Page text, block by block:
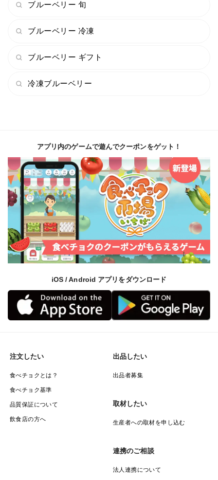
ブルーベリー 旬
ブルーベリー 冷凍
ブルーベリー ギフト
冷凍ブルーベリー
アプリ内のゲームで遊んでクーポンをゲット！
iOS / Android アプリをダウンロード
注文したい
食べチョクとは？
食べチョク基準
品質保証について
飲食店の方へ
出品したい
出品者募集
取材したい
生産者への取材を申し込む
連携のご相談
法人連携について